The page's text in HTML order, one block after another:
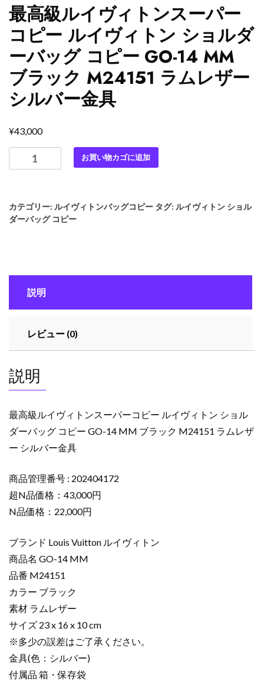
最高級ルイヴィトンスーパー
コピー ルイヴィトン ショルダ
ーバッグ コピー GO-14 MM
ブラック M24151 ラムレザー
シルバー金具
¥43,000
高
イ
ヴ
パ
ピ
ー
ル
ヴ
ィ
ト
ン
ョ
ル
ダ
バ
ッ
グ
コ
ピ
ー
GO-
14
MM
ブ
ラ
お買い物カゴに追加
カテゴリー: ルイヴィトンバッグコピー タグ: ルイヴィトン ショル
ダーバッグ コピー
説明
レビュー (0)
説明
最高級ルイヴィトンスーパーコピー ルイヴィトン ショル
ダーバッグ コピー GO-14 MM ブラック M24151 ラムレザ
ー シルバー金具
商品管理番号 : 202404172
超N品価格：43,000円
N品価格：22,000円
ブランド Louis Vuitton ルイヴィトン
商品名 GO-14 MM
品番 M24151
カラー ブラック
素材 ラムレザー
サイズ 23 x 16 x 10 cm
※多少の誤差はご了承ください。
金具(色：シルバー)
付属品 箱・保存袋